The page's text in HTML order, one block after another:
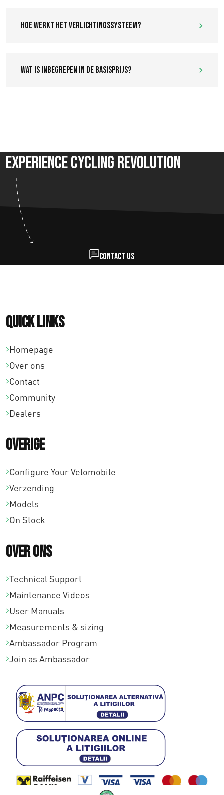
Hoe werkt het verlichtingssysteem?
Wat is inbegrepen in de basisprijs?
Experience Cycling Revolution
Contact us
Quick links
Homepage
Over ons
Contact
Community
Dealers
Overige
Configure Your Velomobile
Verzending
Models
On Stock
Over ons
Technical Support
Maintenance Videos
User Manuals
Measurements & sizing
Ambassador Program
Join as Ambassador